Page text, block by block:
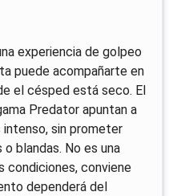
experiencia de golpeo
puede acompañarte en
el césped está seco. El
Predator apuntan a
sin prometer
blandas. No es una
condiciones, conviene
dependerá del